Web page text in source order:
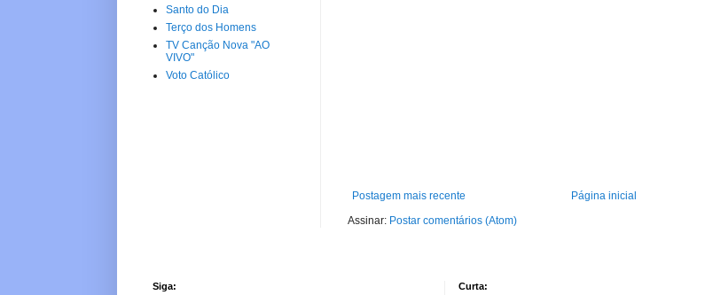
Postagem mais recente
Página inicial
Assinar: Postar comentários (Atom)
Santo do Dia
Terço dos Homens
TV Canção Nova "AO
VIVO"
Voto Católico
Siga: Curta: